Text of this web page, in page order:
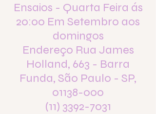
Ensaios - Quarta Feira ás
20:00 Em Setembro aos
domingos
Endereço Rua James
Holland, 663 - Barra
Funda, São Paulo - SP,
01138-000
(11) 3392-7031